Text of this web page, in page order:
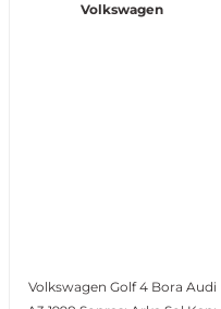
Volkswagen
Volkswagen Golf 4 Bora Audi